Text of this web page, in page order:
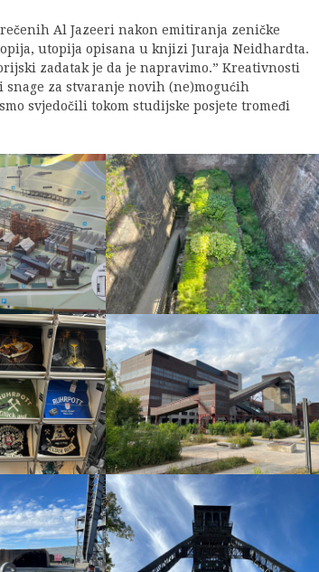
Al Jazeeri nakon emitiranja zeničke
utopija opisana u knjizi Juraja Neidhardta.
zadatak je da je napravimo.” Kreativnosti
za stvaranje novih (ne)mogućih
svjedočili tokom studijske posjete tromeđi